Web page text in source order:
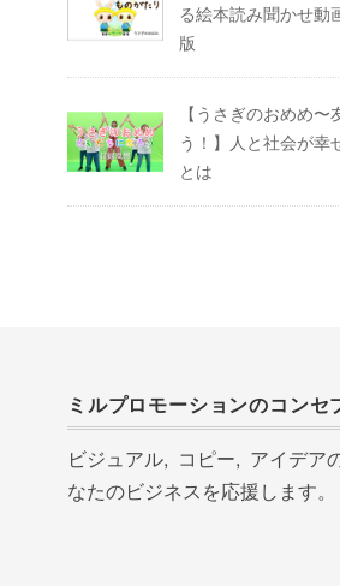
る絵本読み聞かせ動
版
【うさぎのおめめ〜
う！】人と社会が幸
とは
ミルプロモーションのコンセ
ビジュアル, コピー, アイデア
なたのビジネスを応援します。